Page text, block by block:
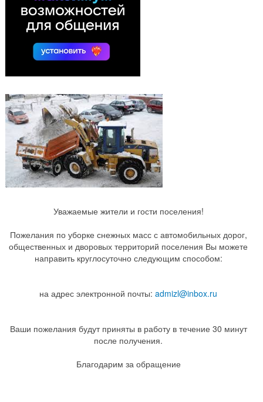
Уважаемые жители и гости поселения!
Пожелания по уборке снежных масс с автомобильных дорог,
общественных и дворовых территорий поселения Вы можете
направить круглосуточно следующим способом:
на адрес электронной почты: admizl@inbox.ru
Ваши пожелания будут приняты в работу в течение 30 минут
после получения.
Благодарим за обращение